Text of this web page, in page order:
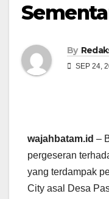
By
SEP 24,
wajahbatam.id –
pergeseran
yang terdampak
City asal Desa